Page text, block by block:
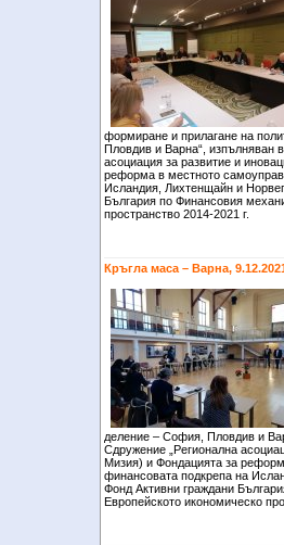
формиране и прилагане на
Пловдив и Варна“, изпълняван
асоциация за развитие и
реформа в местното
Исландия, Лихтенщайн и
България по Финансовия
пространство 2014-2021 г.
Кръгла маса – Варна,
деление – София, Пловдив и
Сдружение „Регионална
Мизия) и Фондацията за
финансовата подкрепа на
Фонд Активни граждани
Европейското икономическо